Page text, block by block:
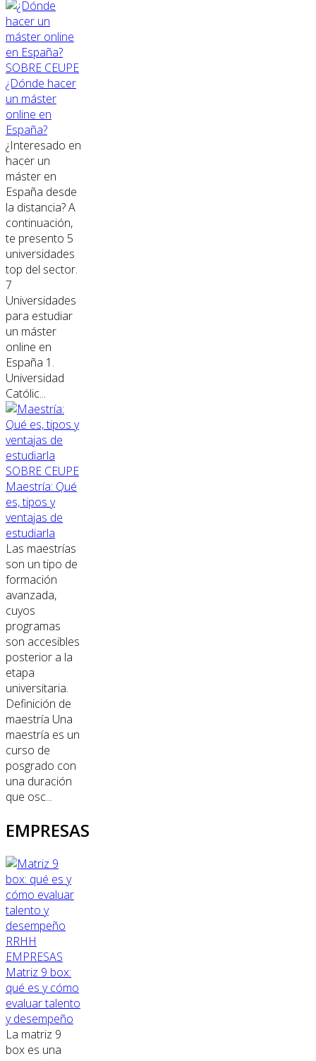
SOBRE CEUPE
¿Dónde hacer
un máster
online en
España?
¿Interesado en
hacer un
máster en
España desde
la distancia? A
continuación,
te presento 5
universidades
top del sector.
7
Universidades
para estudiar
un máster
online en
España 1.
Universidad
Católic...
SOBRE CEUPE
Maestría: Qué
es, tipos y
ventajas de
estudiarla
Las maestrías
son un tipo de
formación
avanzada,
cuyos
programas
son accesibles
posterior a la
etapa
universitaria.
Definición de
maestría Una
maestría es un
curso de
posgrado con
una duración
que osc...
EMPRESAS
RRHH
EMPRESAS
Matriz 9 box:
qué es y cómo
evaluar talento
y desempeño
La matriz 9
box es una